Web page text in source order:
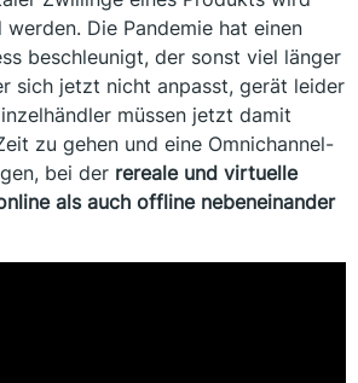
Die Pandemie hat einen
beschleunigt, der sonst viel länger
sich jetzt nicht anpasst, gerät leider
müssen jetzt damit
zu gehen und eine Omnichannel-
bei der rereale und virtuelle
als auch offline nebeneinander